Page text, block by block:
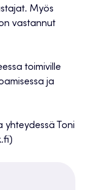
Myös
vastannut
toimiville
ja
yhteydessä Toni